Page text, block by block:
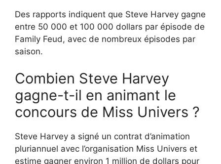
Des rapports indiquent que Steve Harvey gagne
entre 50 000 et 100 000 dollars par épisode de
Family Feud, avec de nombreux épisodes par
saison.
Combien Steve Harvey
gagne-t-il en animant le
concours de Miss Univers ?
Steve Harvey a signé un contrat d’animation
pluriannuel avec l’organisation Miss Univers et
estime gagner environ 1 million de dollars pour